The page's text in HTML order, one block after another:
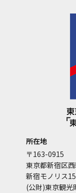
所在地
〒163-0915
東京都新宿区
新宿モノリス
(公財)東京観光